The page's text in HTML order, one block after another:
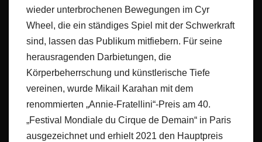
wieder unterbrochenen Bewegungen im Cyr
Wheel, die ein ständiges Spiel mit der Schwerkraft
sind, lassen das Publikum mitfiebern. Für seine
herausragenden Darbietungen, die
Körperbeherrschung und künstlerische Tiefe
vereinen, wurde Mikail Karahan mit dem
renommierten „Annie-Fratellini“-Preis am 40.
„Festival Mondiale du Cirque de Demain“ in Paris
ausgezeichnet und erhielt 2021 den Hauptpreis